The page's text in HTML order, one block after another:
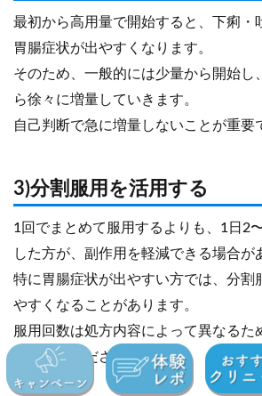
最初から高用量で開始すると、下痢・
胃腸症状が出やすくなります。
そのため、一般的には少量から開始し
ら徐々に増量していきます。
自己判断で急に増量しないことが重要
3)分割服用を活用する
1回でまとめて服用するよりも、1日2
した方が、副作用を軽減できる場合が
特に胃腸症状が出やすい方では、分割
やすくなることがあります。
服用回数は処方内容によって異なるた
に従ってください。